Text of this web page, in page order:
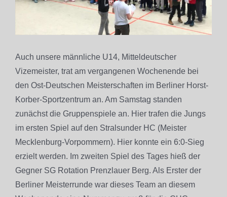
Auch unsere männliche U14, Mitteldeutscher
Vizemeister, trat am vergangenen Wochenende bei
den Ost-Deutschen Meisterschaften im Berliner Horst-
Korber-Sportzentrum an. Am Samstag standen
zunächst die Gruppenspiele an. Hier trafen die Jungs
im ersten Spiel auf den Stralsunder HC (Meister
Mecklenburg-Vorpommern). Hier konnte ein 6:0-Sieg
erzielt werden. Im zweiten Spiel des Tages hieß der
Gegner SG Rotation Prenzlauer Berg. Als Erster der
Berliner Meisterrunde war dieses Team an diesem